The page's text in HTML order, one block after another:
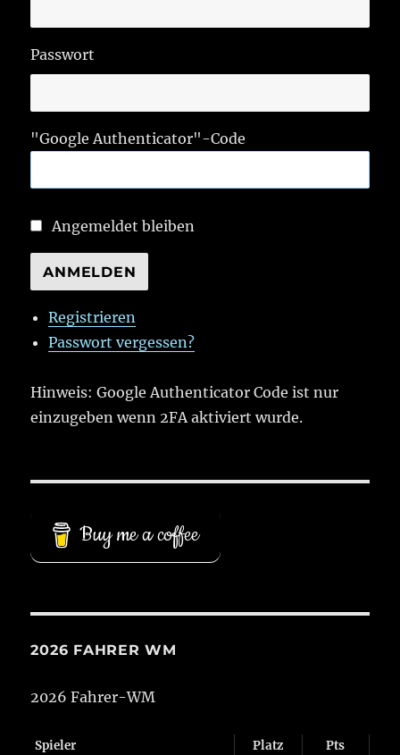
Passwort
"Google Authenticator"-Code
Angemeldet bleiben
ANMELDEN
Registrieren
Passwort vergessen?
Hinweis: Google Authenticator Code ist nur
einzugeben wenn 2FA aktiviert wurde.
Buy me a coffee
2026 FAHRER WM
2026 Fahrer-WM
Spieler Platz
Pts